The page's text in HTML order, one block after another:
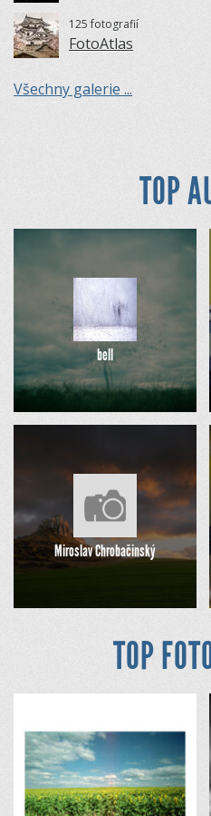
125 fotografií
FotoAtlas
Všechny galerie ...
TOP
bell
Miroslav Chrobačinský
TOP